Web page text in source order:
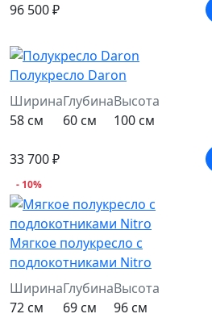
96 500 ₽
Полукресло Daron
Ширина
58 см
Глубина
60 см
Высота
100 см
33 700 ₽
- 10%
Мягкое полукресло с
подлокотниками Nitro
Ширина
72 см
Глубина
69 см
Высота
96 см